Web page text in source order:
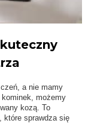
a nie mamy
możemy
kozą. To
które sprawdza się